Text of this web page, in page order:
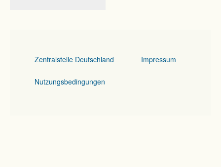
Zentralstelle Deutschland Impressum
Nutzungsbedingungen